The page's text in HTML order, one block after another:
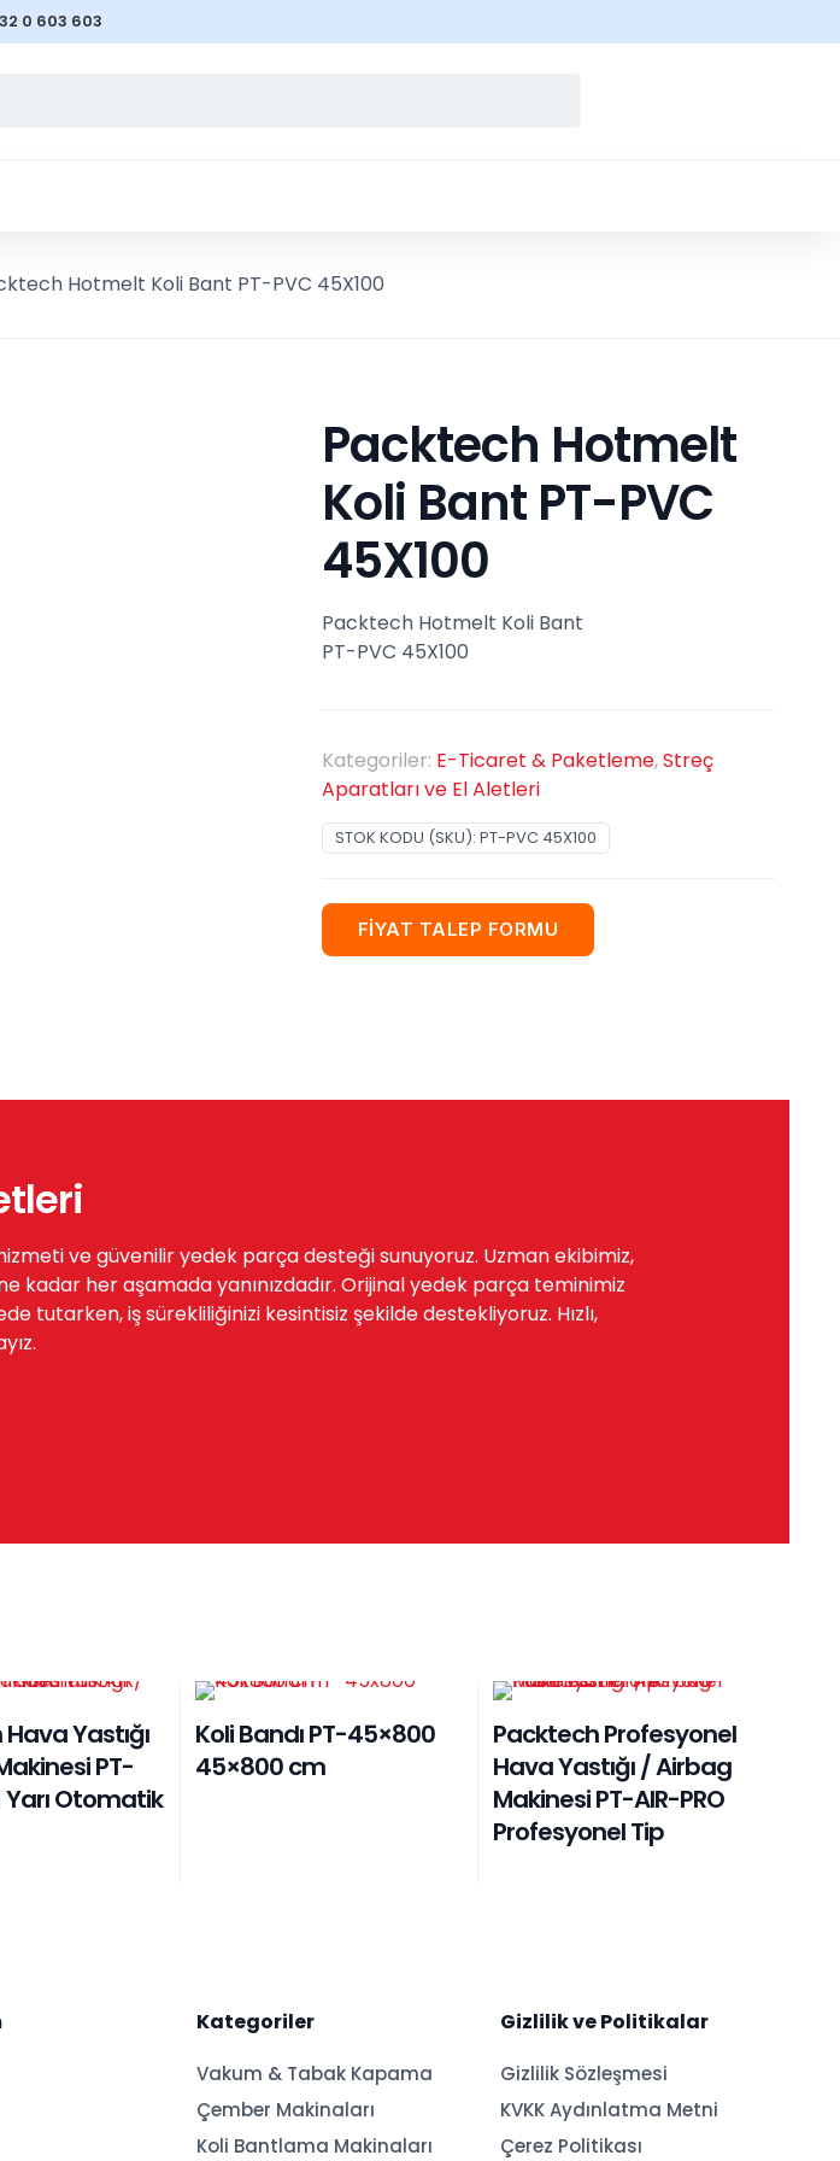
0 603 603
Hotmelt Koli Bant PT-PVC 45X100
Packtech Hotmelt
Koli Bant PT-PVC
45X100
Packtech Hotmelt Koli Bant
PT-PVC 45X100
Kategoriler: E-Ticaret & Paketleme,Streç
Aparatları ve El Aletleri
STOK KODU (SKU): PT-PVC 45X100
FİYAT TALEP FORMU
ve güvenilir yedek parça desteği sunuyoruz. Uzman ekibimiz,
kadar her aşamada yanınızdadır. Orijinal yedek parça teminimiz
tutarken, iş sürekliliğinizi kesintisiz şekilde destekliyoruz. Hızlı,
Yastığı
PT-
Yarı Otomatik
Koli Bandı PT-45×800
45×800 cm
Packtech Profesyonel
Hava Yastığı / Airbag
Makinesi PT-AIR-PRO
Profesyonel Tip
Kategoriler
Vakum & Tabak Kapama
Çember Makinaları
Koli Bantlama Makinaları
Gizlilik ve Politikalar
Gizlilik Sözleşmesi
KVKK Aydınlatma Metni
Çerez Politikası